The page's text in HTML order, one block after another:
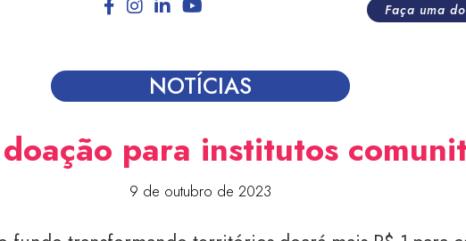
Faça uma
NOTÍCIAS
para institutos
9 de outubro de 2023